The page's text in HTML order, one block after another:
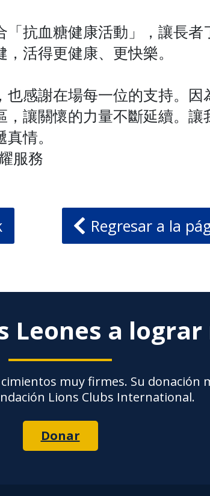
抗血糖健康活動」，讓長者
活得更健康、更快樂。
感謝在場每一位的支持。因
讓關懷的力量不斷延續。讓
情。
服務
Regresar a la
Leones a lograr
muy firmes. Su donación
Lions Clubs International.
Donar